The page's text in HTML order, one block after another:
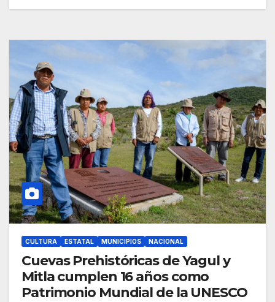
CULTURA ESTATAL MUNICIPIOS NACIONAL
Cuevas Prehistóricas de Yagul y
Mitla cumplen 16 años como
Patrimonio Mundial de la UNESCO